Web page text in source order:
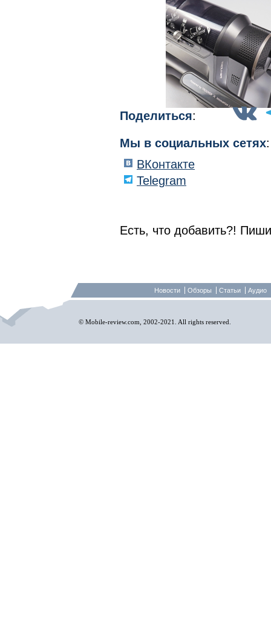
Поделиться:
Мы в социальных сетях:
ВКонтакте
Telegram
Есть, что добавить?!
Новости Обзоры Статьи Аудио
© Mobile-review.com, 2002-2021. All rights reserved.